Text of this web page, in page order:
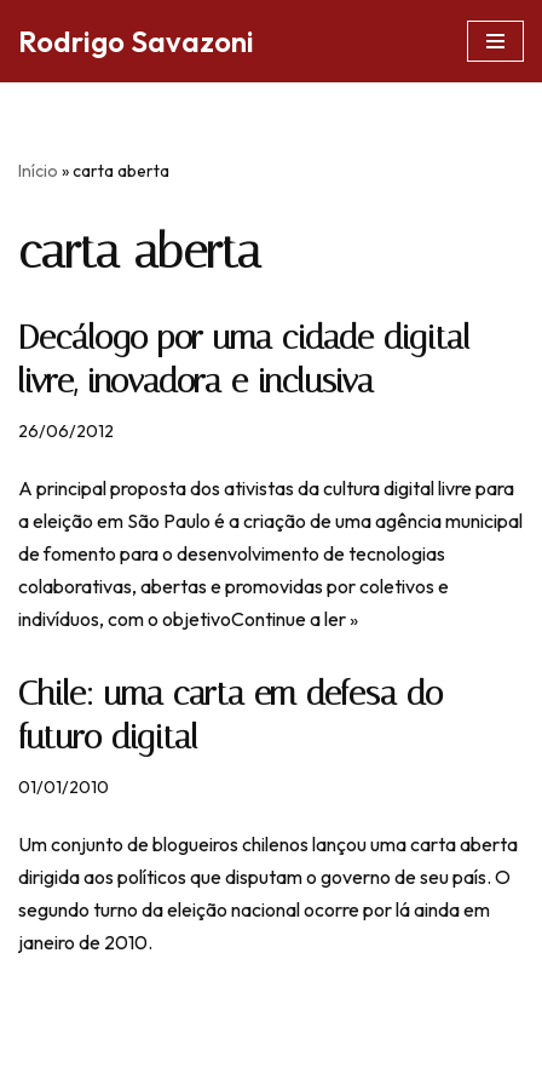
conteúdo
Rodrigo Savazoni
Início »carta aberta
carta aberta
Decálogo por uma cidade digital
livre, inovadora e inclusiva
26/06/2012
A principal proposta dos ativistas da cultura digital livre para
a eleição em São Paulo é a criação de uma agência municipal
de fomento para o desenvolvimento de tecnologias
colaborativas, abertas e promovidas por coletivos e
indivíduos, com o objetivoContinue a ler »
Chile: uma carta em defesa do
futuro digital
01/01/2010
Um conjunto de blogueiros chilenos lançou uma carta aberta
dirigida aos políticos que disputam o governo de seu país. O
segundo turno da eleição nacional ocorre por lá ainda em
janeiro de 2010.